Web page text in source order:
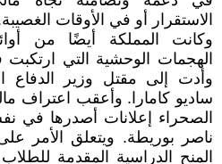
الاستقرار أو في الأوقات
وكانت المملكة أيضًا من
وأدت إلى مقتل وزير الدفاع
ساديو كامارا. وأعقب اعتراف
الصحراء إعلانات أصدرها في
ناصر بوريطة. ويتعلق الأمر